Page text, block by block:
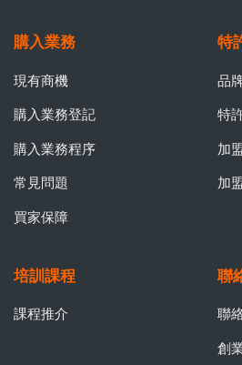
購入業務
現有商機
購入業務登記
購入業務程序
常見問題
買家保障
特
品
特
加
加
培訓課程
課程推介
聯
聯
創